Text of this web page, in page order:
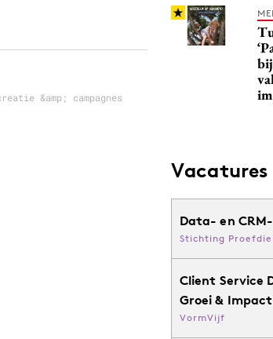
&amp; campagnes
Vacatures
Data- en
Stichting
Client Service
Groei & Impact
VormVijf